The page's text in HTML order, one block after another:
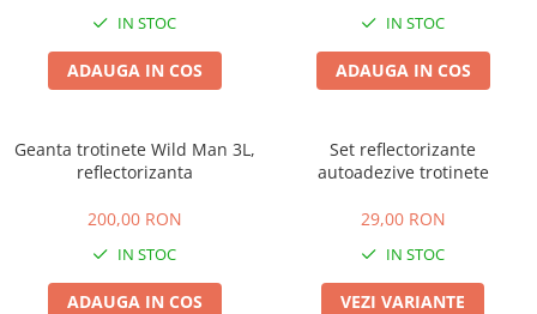
Cu 2 Roti
Cu 3 Roti
Cu 4 Roti
Cu Pedale
50 km/h
IN STOC
ADAUGA IN COS
IN STOC
ADAUGA IN COS
Geanta trotinete Wild Man 3L,
reflectorizanta
200,00 RON
IN STOC
ADAUGA IN COS
Set reflectorizante
autoadezive trotinete
29,00 RON
IN STOC
VEZI VARIANTE